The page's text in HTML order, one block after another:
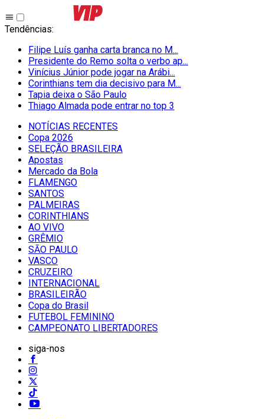
Tendências:
Filipe Luís ganha carta branca no M...
Presidente do Remo solta o verbo ap...
Vinícius Júnior pode jogar na Arábi...
Corinthians tem dia decisivo para M...
Tapia deixa o São Paulo
Thiago Almada pode entrar no top 3
NOTÍCIAS RECENTES
Copa 2026
SELEÇÃO BRASILEIRA
Apostas
Mercado da Bola
FLAMENGO
SANTOS
PALMEIRAS
CORINTHIANS
AO VIVO
GRÊMIO
SĀO PAULO
VASCO
CRUZEIRO
INTERNACIONAL
BRASILEIRÃO
Copa do Brasil
FUTEBOL FEMININO
CAMPEONATO LIBERTADORES
siga-nos